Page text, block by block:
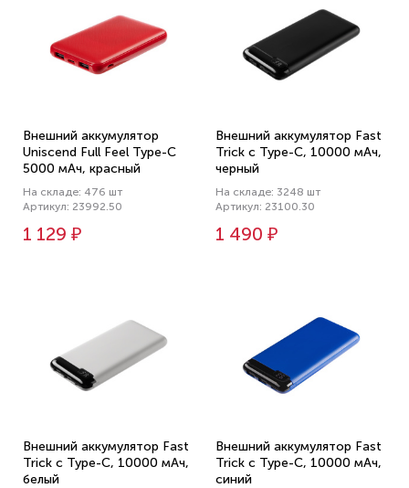
Внешний аккумулятор
Uniscend Full Feel Type-C
5000 мАч, красный
На складе: 476 шт
Артикул: 23992.50
1 129 ₽
Внешний аккумулятор Fast
Trick с Type-C, 10000 мАч,
черный
На складе: 3248 шт
Артикул: 23100.30
1 490 ₽
Внешний аккумулятор Fast
Trick с Type-C, 10000 мАч,
белый
Внешний аккумулятор Fast
Trick с Type-C, 10000 мАч,
синий